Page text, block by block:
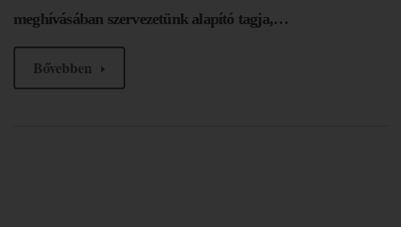
meghívásában szervezetünk alapító tagja,…
Bővebben